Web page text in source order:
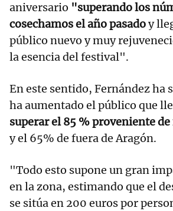
aniversario "superando los
cosechamos el año pasadoy
público nuevo y muy
la esencia del festival".
En este sentido, Fernández ha
ha aumentado el público que
superar el 85 % proveniente de
y el 65% de fuera de Aragón.
"Todo esto supone un gran
en la zona, estimando que el
se sitúa en 200 euros por